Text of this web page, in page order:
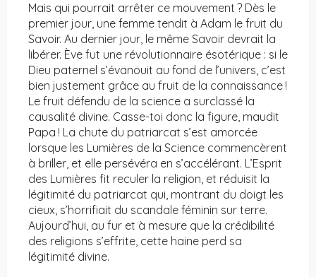
Mais qui pourrait arrêter ce mouvement ? Dès le
premier jour, une femme tendit à Adam le fruit du
Savoir. Au dernier jour, le même Savoir devrait la
libérer. Ève fut une révolutionnaire ésotérique : si le
Dieu paternel s’évanouit au fond de l’univers, c’est
bien justement grâce au fruit de la connaissance !
Le fruit défendu de la science a surclassé la
causalité divine. Casse-toi donc la figure, maudit
Papa ! La chute du patriarcat s’est amorcée
lorsque les Lumières de la Science commencèrent
à briller, et elle persévéra en s’accélérant. L’Esprit
des Lumières fit reculer la religion, et réduisit la
légitimité du patriarcat qui, montrant du doigt les
cieux, s’horrifiait du scandale féminin sur terre.
Aujourd’hui, au fur et à mesure que la crédibilité
des religions s’effrite, cette haine perd sa
légitimité divine.